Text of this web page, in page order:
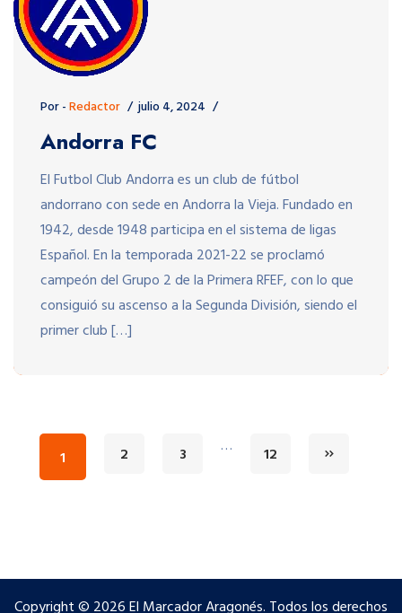
Por -Redactor julio 4, 2024
Andorra FC
El Futbol Club Andorra​ es un club de fútbol
andorrano con sede en Andorra la Vieja. Fundado en
1942, desde 1948 participa en el sistema de ligas
Español. En la temporada 2021-22 se proclamó
campeón del Grupo 2 de la Primera RFEF, con lo que
consiguió su ascenso a la Segunda División, siendo el
primer club […]
1 2 3 … 12
Copyright © 2026 El Marcador Aragonés. Todos los derechos